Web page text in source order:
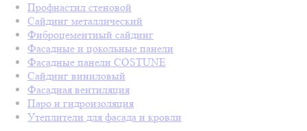
Профнастил стеновой
Сайдинг металлический
Фиброцементный сайдинг
Фасадные и цокольные панели
Фасадные панели COSTUNE
Сайдинг виниловый
Фасадная вентиляция
Паро и гидроизоляция
Утеплители для фасада и кровли